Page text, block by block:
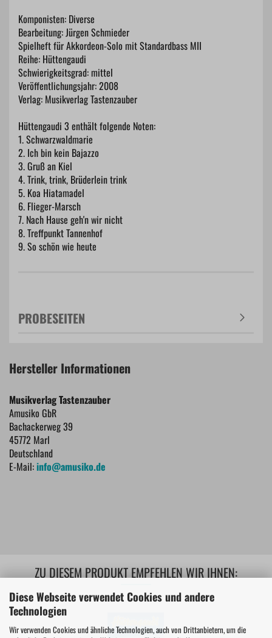
Diese Webseite verwendet Cookies und andere
Technologien
Wir verwenden Cookies und ähnliche Technologien, auch von Drittanbietern, um die
Komponisten: Diverse
Bearbeitung: Jürgen Schmieder
Spielheft für Akkordeon-Solo mit Standardbass MII
Reihe: Hüttengaudi
Schwierigkeitsgrad: mittel
Veröffentlichungsjahr: 2008
Verlag: Musikverlag Tastenzauber
Hüttengaudi 3 enthält folgende Noten:
1. Schwarzwaldmarie
2. Ich bin kein Bajazzo
3. Gruß an Kiel
4. Trink, trink, Brüderlein trink
5. Koa Hiatamadel
6. Flieger-Marsch
7. Nach Hause geh'n wir nicht
8. Treffpunkt Tannenhof
9. So schön wie heute
PROBESEITEN
Hersteller Informationen
Musikverlag Tastenzauber
Amusiko GbR
Bachackerweg 39
45772 Marl
Deutschland
E-Mail:info@amusiko.de
ZU DIESEM PRODUKT EMPFEHLEN WIR IHNEN: